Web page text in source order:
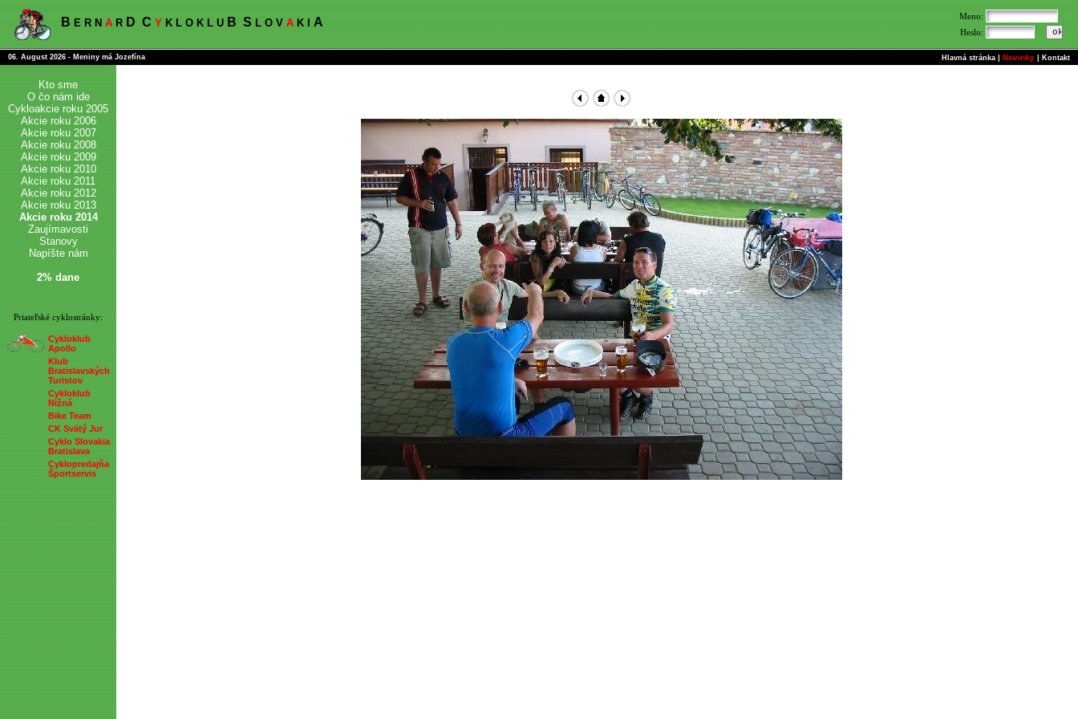
B E R N A R D C Y K L O K L U B S L O V A K I A
Meno:
Heslo:
06. August 2026 - Meniny má Jozefína Hlavná stránka Novinky Kontakt
Kto sme
O čo nám ide
Cykloakcie roku 2005
Akcie roku 2006
Akcie roku 2007
Akcie roku 2008
Akcie roku 2009
Akcie roku 2010
Akcie roku 2011
Akcie roku 2012
Akcie roku 2013
Akcie roku 2014
Zaujímavosti
Stanovy
Napíšte nám
2% dane
Priateľské cyklostránky:
Cykloklub
Apollo
Klub
Bratislavských
Turistov
Cykloklub
Nižná
Bike Team
CK Svätý Jur
Cyklo Slovakia
Bratislava
Cyklopredajňa
Športservis